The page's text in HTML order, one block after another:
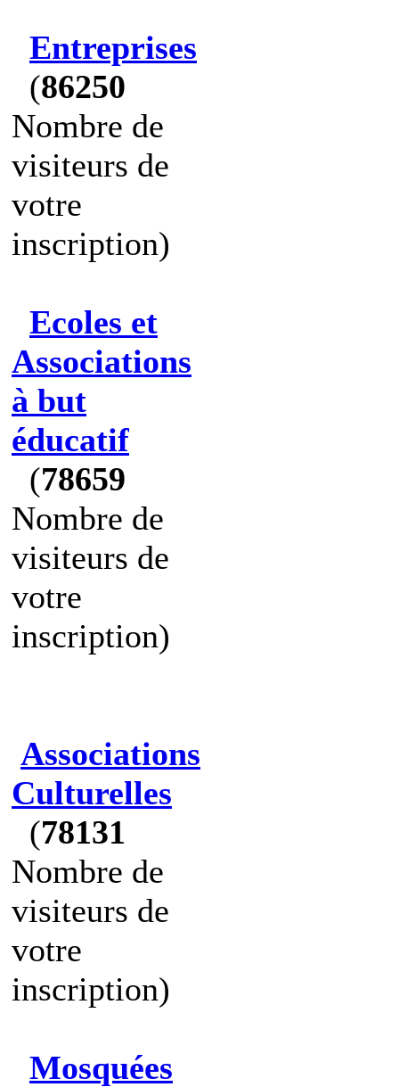
Entreprises
(86250
Nombre de
visiteurs de
votre
inscription)
Ecoles et
Associations
à but
éducatif
(78659
Nombre de
visiteurs de
votre
inscription)
Associations
Culturelles
(78131
Nombre de
visiteurs de
votre
inscription)
Mosquées